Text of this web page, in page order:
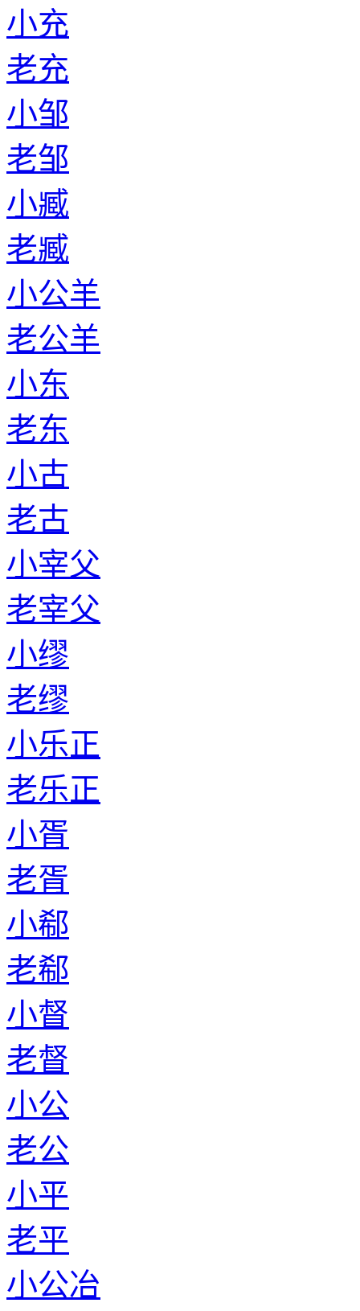
小充
老充
小邹
老邹
小臧
老臧
小公羊
老公羊
小东
老东
小古
老古
小宰父
老宰父
小缪
老缪
小乐正
老乐正
小胥
老胥
小郗
老郗
小督
老督
小公
老公
小平
老平
小公冶